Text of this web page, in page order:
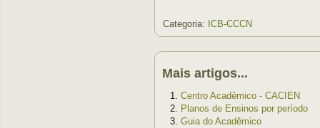
Categoria: ICB-CCCN
Mais artigos...
Centro Acadêmico - CACIEN
Planos de Ensinos por período
Guia do Acadêmico